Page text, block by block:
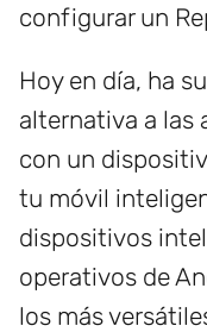
configurar un
Hoy en día, ha
alternativa a las
con un
tu móvil
dispositivos
operativos de
los más